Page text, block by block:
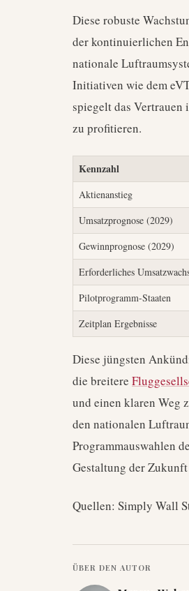
Diese robuste
der kontinuierlichen
nationale
Initiativen wie dem
spiegelt das
zu profitieren.
Kennzahl
Aktienanstieg
Umsatzprognose (2029)
Gewinnprognose (2029)
Erforderliches
Pilotprogramm-Staaten
Zeitplan Ergebnisse
Diese jüngsten
die breitere
und einen klaren Weg
den nationalen
Programmauswahlen
Gestaltung der
Quellen: Simply Wall
ÜBER DEN AUTOR